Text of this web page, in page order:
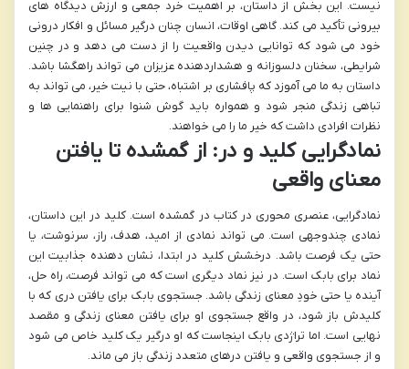
نیست. این بخش از داستان، بر اهمیت خرد جمعی و ارزش دیدگاه های
بیرونی تأکید می کند. گاهی اوقات، انسان چنان درگیر مسائل و افکار درونی
خود می شود که توانایی دیدن واقعیت را از دست می دهد و در چنین
شرایطی، سخنان دلسوزانه و هشداردهنده عزیزان می تواند راهگشا باشد.
داستان به ما می آموزد که پافشاری بر اشتباه، حتی با نیت خیر، می تواند به
تباهی زندگی منجر شود و همواره باید گوش شنوا برای راهنمایی ها و
نظرات افرادی داشت که خیر ما را می خواهند.
نمادگرایی کلید و در: از گمشده تا یافتن
معنای واقعی
نمادگرایی، عنصری محوری در کتاب در گمشده است. کلید در این داستان،
نمادی چندوجهی است. می تواند نمادی از امید، هدف، راز، سرنوشت، یا
حتی یک فرصت باشد. درخشش کلید در ابتدا، نشان دهنده جذابیت این
نماد برای بابک است. در نیز نماد دیگری است که می تواند فرصت، راه حل،
آینده یا حتی خودِ معنای زندگی باشد. جستجوی بابک برای یافتن دری که با
کلیدش باز شود، در واقع جستجوی او برای یافتن معنای زندگی و مقصد
نهایی است. اما تراژدی بابک اینجاست که او درگیر یک کلید خاص می شود
و از جستجوی واقعی و یافتن درهای متعدد زندگی باز می ماند.